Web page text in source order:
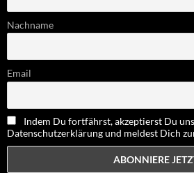
Nachname
Email
Indem Du fortfährst, akzeptierst Du
Datenschutzerklärung und meldest Dich